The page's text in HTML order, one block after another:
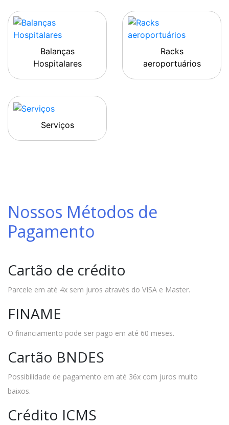
Balanças
Hospitalares
Racks
aeroportuários
Serviços
Nossos Métodos de
Pagamento
Cartão de crédito
Parcele em até 4x sem juros através do VISA e Master.
FINAME
O financiamento pode ser pago em até 60 meses.
Cartão BNDES
Possibilidade de pagamento em até 36x com juros muito
baixos.
Crédito ICMS